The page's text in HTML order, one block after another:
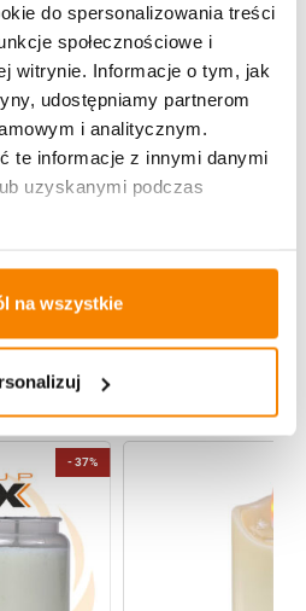
do spersonalizowania treści
społecznościowe i
witrynie. Informacje o tym, jak
udostępniamy partnerom
i analitycznym.
te informacje z innymi danymi
uzyskanymi podczas
na wszystkie
ilość? Zapraszamy do naszej
B2B
do zniczy
-37%